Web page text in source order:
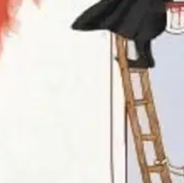
ajassa viisisataa vuotta taaksepäin. Kristian on
Agricola on kiehtova aikamatka suomen
puhuttiin. Suomen kirjakielen ”isän”, Mikael
poimia tekstistä, verrata nykykieleen ja